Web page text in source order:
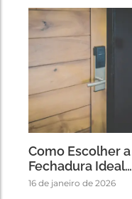
Como Escolher a
Fechadura Ideal…
16 de janeiro de 2026